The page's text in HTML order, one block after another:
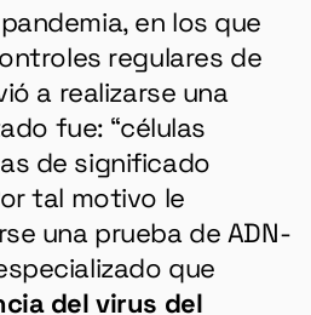
en los que
regulares de
a realizarse una
fue: “células
de significado
tal motivo le
una prueba de ADN-
que
del virus del